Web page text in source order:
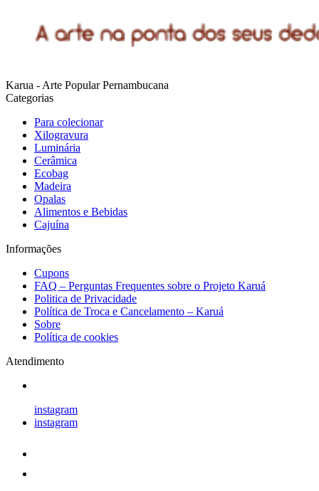
Karua - Arte Popular Pernambucana
Categorias
Para colecionar
Xilogravura
Luminária
Cerâmica
Ecobag
Madeira
Opalas
Alimentos e Bebidas
Cajuína
Informações
Cupons
FAQ – Perguntas Frequentes sobre o Projeto Karuá
Politica de Privacidade
Política de Troca e Cancelamento – Karuá
Sobre
Política de cookies
Atendimento
instagram
instagram